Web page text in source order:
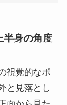
半身の角度
視覚的なポ
と見落とし